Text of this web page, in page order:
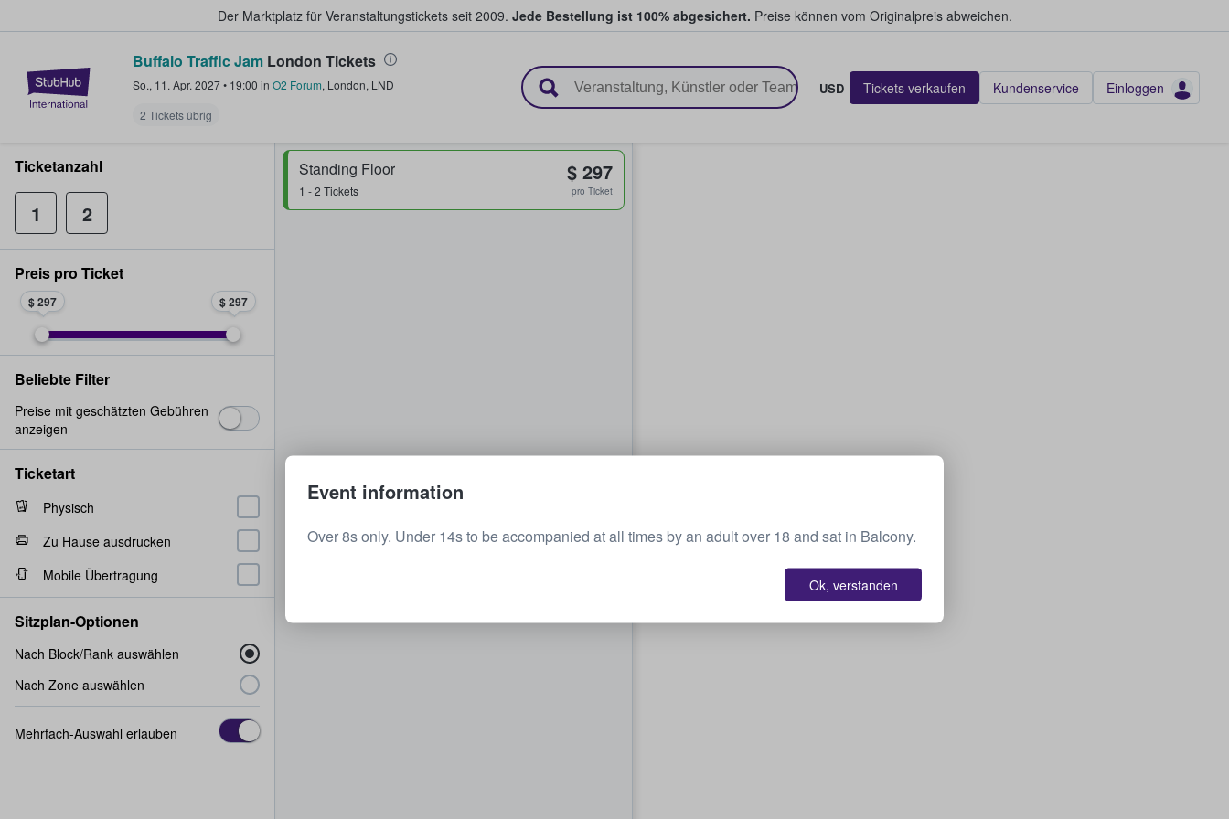
Der Marktplatz für Veranstaltungstickets seit 2009. Jede Bestellung ist 100% abgesichert. Preise können vom Originalpreis abweichen.
StubHub - Wo Fans Tickets kaufen & verkaufen
Buffalo Traffic Jam London Tickets
So., 11. Apr. 2027• 19:00 in O2 Forum, London, LND
2 Tickets übrig
USD Tickets verkaufen Kundenservice Einloggen
Standing Floor
1 - 2 Tickets
$ 297
pro Ticket
Ticketanzahl
1 2
Preis pro Ticket
$ 297 $ 297
Beliebte Filter
Preise mit geschätzten Gebühren
anzeigen
Ticketart
Physisch
Zu Hause ausdrucken
Mobile Übertragung
Sitzplan-Optionen
Nach Block/Rank auswählen
Nach Zone auswählen
Mehrfach-Auswahl erlauben
Event information
Over 8s only. Under 14s to be accompanied at all times by an adult over 18 and sat in Balcony.
Ok, verstanden